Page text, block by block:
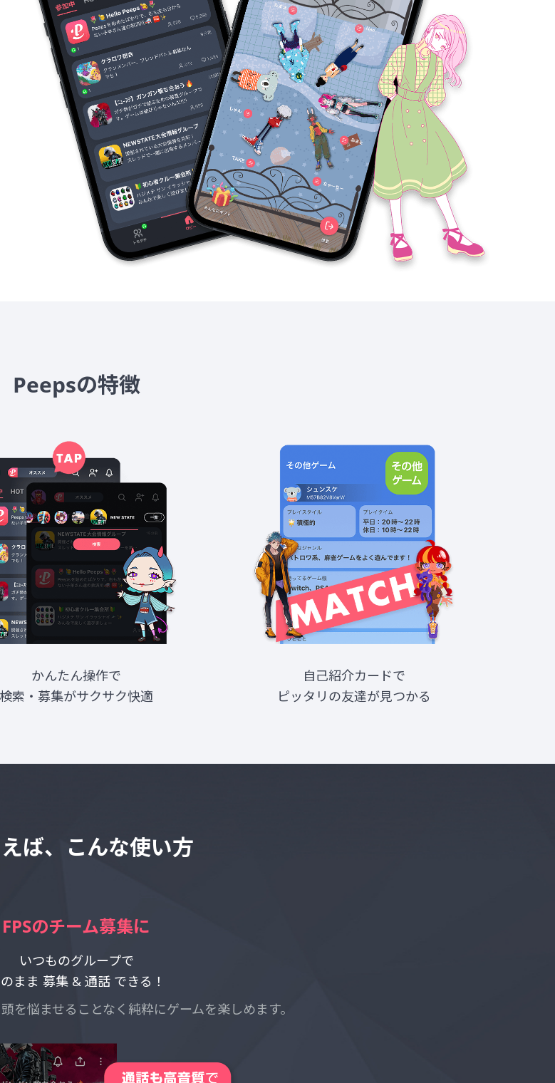
Peepsの特徴
かんたん操作で
検索・募集がサクサク快適
自己紹介カードで
ピッタリの友達が見つかる
ば、こんな使い方
ギルドの管理・運営に
プライベートなグループも作成できる！
Peepsを利用していないユーザーも簡単にメンバーに加われます。